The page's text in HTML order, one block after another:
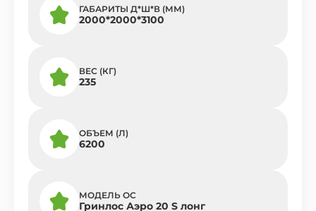
ГАБАРИТЫ Д*Ш*В (ММ)
2000*2000*3100
ВЕС (КГ)
235
ОБЪЕМ (Л)
6200
МОДЕЛЬ ОС
Гринлос Аэро 20 S лонг